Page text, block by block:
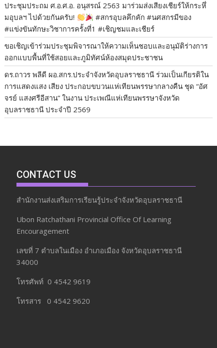
ประชุมประถม ศ.อ.ศ.อ. อนุสรณ์ 2563 ​มาร่วมส่งเสียงเชียร์ให้กระหึ่
มอุบลฯ ไปด้วยกันครับ!
​#สกรอุบลคึกคัก #นศสกรมีของ
#แข่งขันทักษะวิชาการครั้งที่1 #เชิญชมและเชียร์
ขอเชิญเข้าร่วมประชุมพิจารณาให้ความเห็นชอบและอนุมัติร่างการ
ออกแบบพื้นที่ใช้สอยและภูมิทัศน์ห้องสมุดประชาชน
ดร.ถาวร พลีดี ผอ.สกร.ประจำจังหวัดอุบลราชธานี ร่วมเป็นเกียรติใน
การแสดงแสง เสียง ประกอบขบวนแห่เทียนพรรษากลางคืน ชุด “อัศ
จรย์ แสงศรีอีสาน” ในงาน ประเพณีแห่เทียนพรรษาจังหวัด
อุบลราชธานี ประจำปี 2569
CONTACT US
สำนักงานส่งเสริมการเรียนรู้ประจำจังหวัดอุบลราชธานี
Ubon Ratchathani Provincial Office Of Learning
Encouragement
เลขที่ 7 ตำบลในเมือง อำเภอเมือง จังหวัดอุบลราชธานี
34000
โทรศัพท์ 0 4542 9619
โทรสาร 0 4542 9620